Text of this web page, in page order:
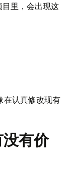
目里，会出现这
在认真修改现有
没有价